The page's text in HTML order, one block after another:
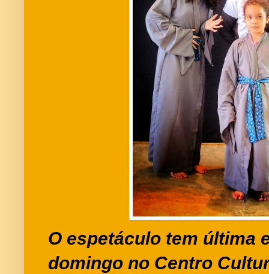
O espetáculo tem última
domingo no Centro